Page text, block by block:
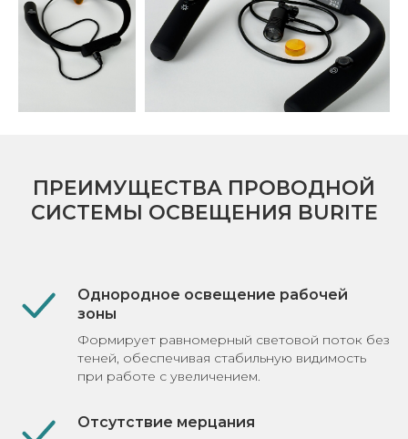
ПРЕИМУЩЕСТВА ПРОВОДНОЙ
СИСТЕМЫ ОСВЕЩЕНИЯ BURITE
Однородное освещение рабочей
зоны
Формирует равномерный световой поток без
теней, обеспечивая стабильную видимость
при работе с увеличением.
Отсутствие мерцания